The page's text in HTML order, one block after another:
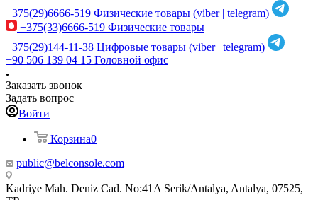
+375(29)6666-519 Физические товары (viber | telegram)
+375(33)6666-519 Физические товары
+375(29)144-11-38 Цифровые товары (viber | telegram)
+90 506 139 04 15 Головной офис
Заказать звонок
Задать вопрос
Войти
Корзина0
public@belconsole.com
Kadriye Mah. Deniz Cad. No:41A Serik/Antalya, Antalya, 07525,